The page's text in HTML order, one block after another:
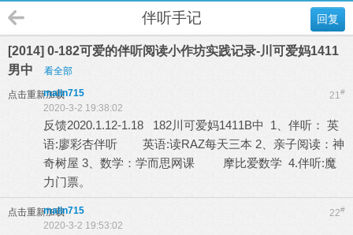
回复
伴听手记
[2014] 0-182可爱的伴听阅读小作坊实践记录-川可爱妈1411
男中
看全部
点击重新加载 21#
malin715
2020-3-2 19:38:02
反馈2020.1.12-1.18 182川可爱妈1411B中 1、伴听： 英
语:廖彩杏伴听 英语:读RAZ每天三本 2、亲子阅读：神
奇树屋 3、数学：学而思网课 摩比爱数学 4.伴听:魔
力门票。
点击重新加载 22#
malin715
2020-3-2 19:53:02